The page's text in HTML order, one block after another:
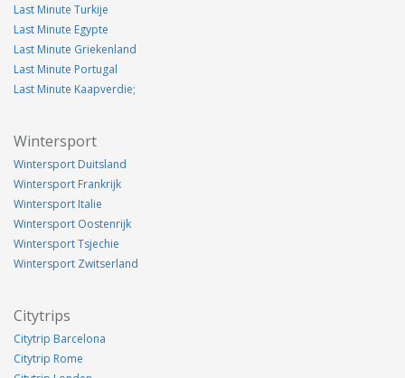
Last Minute Turkije
Last Minute Egypte
Last Minute Griekenland
Last Minute Portugal
Last Minute Kaapverdie;
Wintersport
Wintersport Duitsland
Wintersport Frankrijk
Wintersport Italie
Wintersport Oostenrijk
Wintersport Tsjechie
Wintersport Zwitserland
Citytrips
Citytrip Barcelona
Citytrip Rome